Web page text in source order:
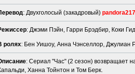
: Двухголосый (закадровый)
: Джэми Пэйн, Гарри Брэдбир, Коки
ролях: Бен Уишоу, Анна Чэнселлор, Джулиан
: Сериал "Час" (2 сезон) возвращает
Ханна Тойнтон и Том Берк.